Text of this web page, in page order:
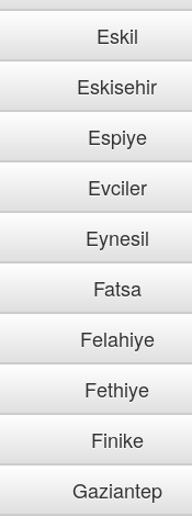
Eskil
Eskisehir
Espiye
Evciler
Eynesil
Fatsa
Felahiye
Fethiye
Finike
Gaziantep